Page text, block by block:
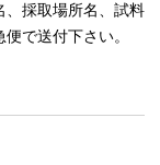
、採取場所名、試料
で送付下さい。